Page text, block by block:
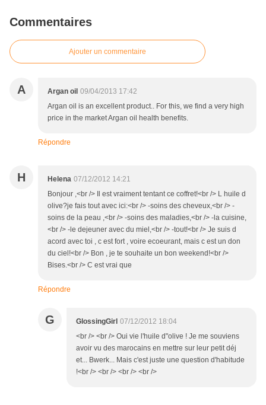
Commentaires
Ajouter un commentaire
A Argan oil 09/04/2013 17:42
Argan oil is an excellent product.. For this, we find a very high
price in the market Argan oil health benefits.
Répondre
H Helena 07/12/2012 14:21
Bonjour ,<br /> Il est vraiment tentant ce coffret!<br /> L huile d
olive?je fais tout avec ici:<br /> -soins des cheveux,<br /> -
soins de la peau ,<br /> -soins des maladies,<br /> -la cuisine,
<br /> -le dejeuner avec du miel,<br /> -tout!<br /> Je suis d
acord avec toi , c est fort , voire ecoeurant, mais c est un don
du ciel!<br /> Bon , je te souhaite un bon weekend!<br />
Bises.<br /> C est vrai que
Répondre
G GlossingGirl 07/12/2012 18:04
<br /> <br /> Oui vie l'huile d"olive ! Je me souviens
avoir vu des marocains en mettre sur leur petit déj
et... Bwerk... Mais c'est juste une question d'habitude
!<br /> <br /> <br /> <br />